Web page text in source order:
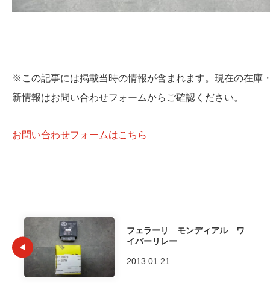
※この記事には掲載当時の情報が含まれます。現在の在庫
新情報はお問い合わせフォームからご確認ください。
お問い合わせフォームはこちら
フェラーリ モンディアル ワ
イパーリレー
2013.01.21